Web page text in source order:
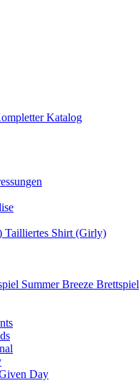
Katalog
Tailliertes Shirt (Girly)
Summer Breeze Brettspiel
Day